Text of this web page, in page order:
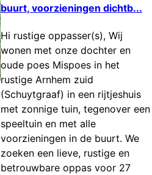
buurt, voorzieningen dichtb...
Hi rustige oppasser(s), Wij
wonen met onze dochter en
oude poes Mispoes in het
rustige Arnhem zuid
(Schuytgraaf) in een rijtjeshuis
met zonnige tuin, tegenover een
speeltuin en met alle
voorzieningen in de buurt. We
zoeken een lieve, rustige en
betrouwbare oppas voor 27